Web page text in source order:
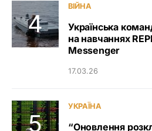
ВІЙНА
Українська
на навчаннях
Messenger
17.03.26
УКРАЇНА
“Оновлення